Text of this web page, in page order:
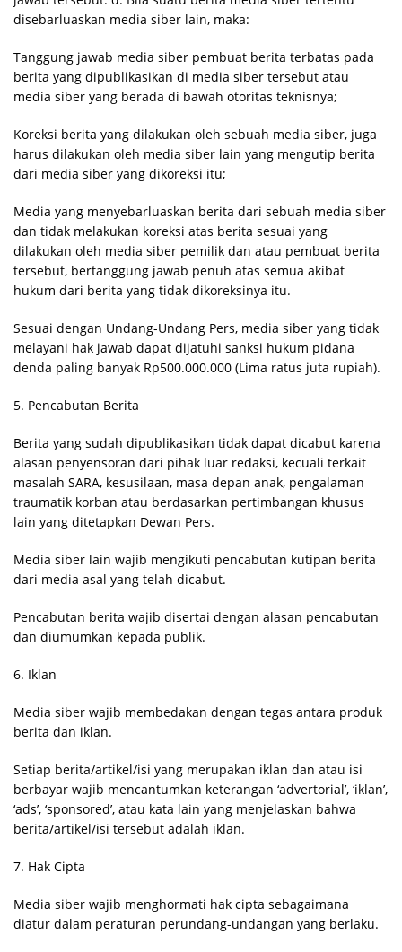
disebarluaskan media siber lain, maka:
Tanggung jawab media siber pembuat berita terbatas pada
berita yang dipublikasikan di media siber tersebut atau
media siber yang berada di bawah otoritas teknisnya;
Koreksi berita yang dilakukan oleh sebuah media siber, juga
harus dilakukan oleh media siber lain yang mengutip berita
dari media siber yang dikoreksi itu;
Media yang menyebarluaskan berita dari sebuah media siber
dan tidak melakukan koreksi atas berita sesuai yang
dilakukan oleh media siber pemilik dan atau pembuat berita
tersebut, bertanggung jawab penuh atas semua akibat
hukum dari berita yang tidak dikoreksinya itu.
Sesuai dengan Undang-Undang Pers, media siber yang tidak
melayani hak jawab dapat dijatuhi sanksi hukum pidana
denda paling banyak Rp500.000.000 (Lima ratus juta rupiah).
5. Pencabutan Berita
Berita yang sudah dipublikasikan tidak dapat dicabut karena
alasan penyensoran dari pihak luar redaksi, kecuali terkait
masalah SARA, kesusilaan, masa depan anak, pengalaman
traumatik korban atau berdasarkan pertimbangan khusus
lain yang ditetapkan Dewan Pers.
Media siber lain wajib mengikuti pencabutan kutipan berita
dari media asal yang telah dicabut.
Pencabutan berita wajib disertai dengan alasan pencabutan
dan diumumkan kepada publik.
6. Iklan
Media siber wajib membedakan dengan tegas antara produk
berita dan iklan.
Setiap berita/artikel/isi yang merupakan iklan dan atau isi
berbayar wajib mencantumkan keterangan ‘advertorial’, ‘iklan’,
‘ads’, ‘sponsored’, atau kata lain yang menjelaskan bahwa
berita/artikel/isi tersebut adalah iklan.
7. Hak Cipta
Media siber wajib menghormati hak cipta sebagaimana
diatur dalam peraturan perundang-undangan yang berlaku.